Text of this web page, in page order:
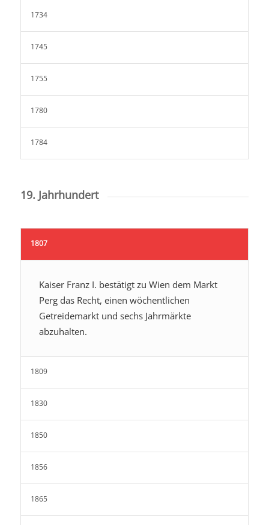
1734
1745
1755
1780
1784
19. Jahrhundert
1807
Kaiser Franz I. bestätigt zu Wien dem Markt
Perg das Recht, einen wöchentlichen
Getreidemarkt und sechs Jahrmärkte
abzuhalten.
1809
1830
1850
1856
1865